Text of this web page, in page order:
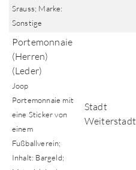
Srauss; Marke:
Sonstige
Portemonnaie
(Herren)
(Leder)
Joop
Portemonnaie mit
eine Sticker von
einem
Fußballverein;
Inhalt: Bargeld;
Stadt
Weiterstadt